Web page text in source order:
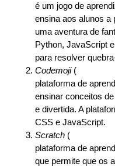
é um jogo de
ensina aos alunos a
uma aventura de
Python, JavaScript
para resolver
Codemoji(
plataforma de
ensinar conceitos
e divertida. A
CSS e JavaScript.
Scratch (
plataforma de
que permite que os